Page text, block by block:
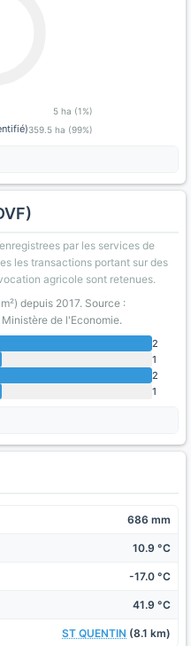
5 ha (1%)
359.5 ha (99%)
par les services de
les transactions portant sur des
agricole sont retenues.
depuis 2017. Source :
de l'Economie.
2
1
2
1
686 mm
10.9 °C
-17.0 °C
41.9 °C
ST QUENTIN (8.1 km)